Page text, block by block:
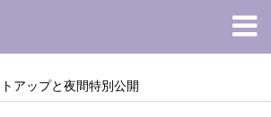
アップと夜間特別公開